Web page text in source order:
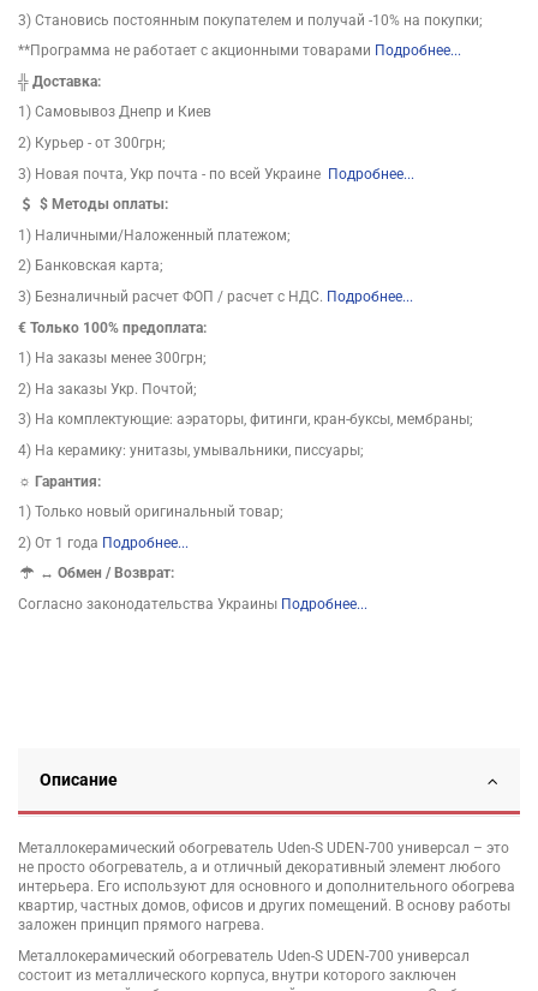
3) Становись постоянным покупателем и получай -10% на покупки;
**Программа не работает с акционными товарами Подробнее...
╬ Доставка:
1) Самовывоз Днепр и Киев
2) Курьер - от 300грн;
3) Новая почта, Укр почта - по всей Украине Подробнее...
$ Методы оплаты:
1) Наличными/Наложенный платежом;
2) Банковская карта;
3) Безналичный расчет ФОП / расчет с НДС. Подробнее...
€ Только 100% предоплата:
1) На заказы менее 300грн;
2) На заказы Укр. Почтой;
3) На комплектующие: аэраторы, фитинги, кран-буксы, мембраны;
4) На керамику: унитазы, умывальники, писсуары;
☼ Гарантия:
1) Только новый оригинальный товар;
2) От 1 года Подробнее...
↔Обмен / Возврат:
Согласно законодательства Украины Подробнее...
Описание
Металлокерамический обогреватель Uden-S UDEN-700 универсал – это
не просто обогреватель, а и отличный декоративный элемент любого
интерьера. Его используют для основного и дополнительного обогрева
квартир, частных домов, офисов и других помещений. В основу работы
заложен принцип прямого нагрева.
Металлокерамический обогреватель Uden-S UDEN-700 универсал
состоит из металлического корпуса, внутри которого заключен